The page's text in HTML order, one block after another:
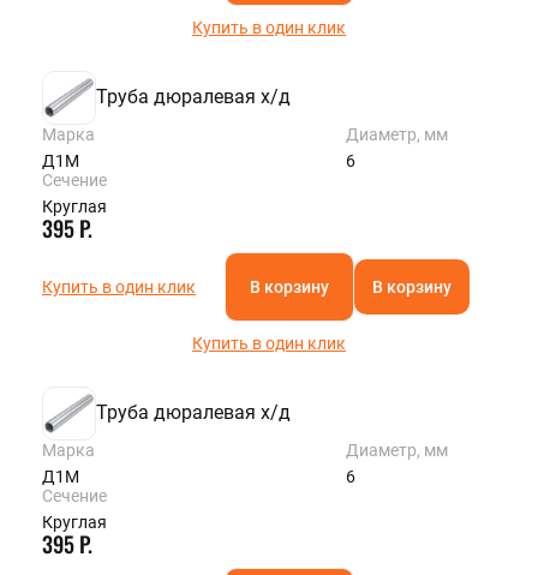
Купить в один клик
Труба дюралевая х/д
Марка
Д1М
Диаметр, мм
6
Сечение
Круглая
395 Р.
Купить в один клик В корзину В корзину
Купить в один клик
Труба дюралевая х/д
Марка
Д1М
Диаметр, мм
6
Сечение
Круглая
395 Р.